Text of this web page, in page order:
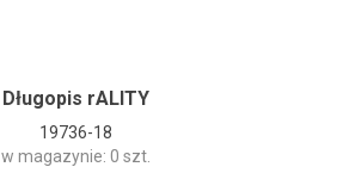
Długopis rALITY
19736-18
w magazynie: 0 szt.